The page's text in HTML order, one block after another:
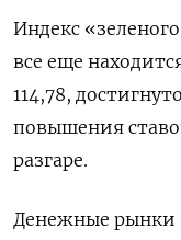
Индекс
все еще
114,78,
повышения
разгаре.
Денежные рынки